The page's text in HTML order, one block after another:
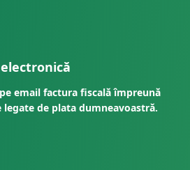
email factura fiscală împreună
legate de plata dumneavoastră.